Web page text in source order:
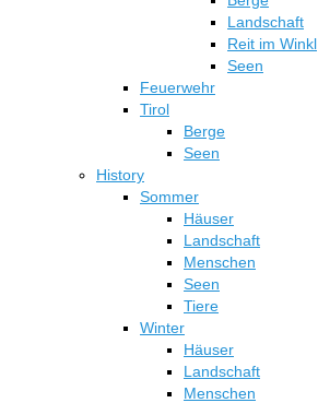
Landschaft
Reit im Winkl
Seen
Feuerwehr
Tirol
Berge
Seen
History
Sommer
Häuser
Landschaft
Menschen
Seen
Tiere
Winter
Häuser
Landschaft
Menschen